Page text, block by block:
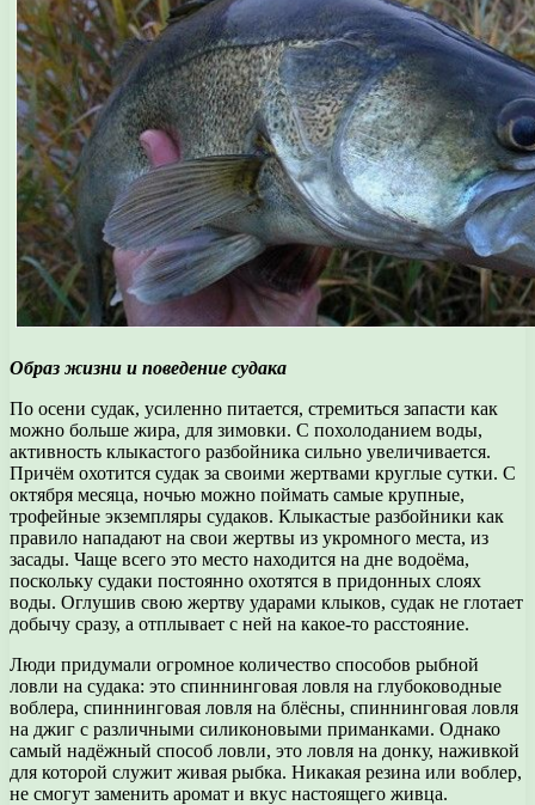
Образ жизни и поведение судака
По осени судак, усиленно питается, стремиться запасти как
можно больше жира, для зимовки. С похолоданием воды,
активность клыкастого разбойника сильно увеличивается.
Причём охотится судак за своими жертвами круглые сутки. С
октября месяца, ночью можно поймать самые крупные,
трофейные экземпляры судаков. Клыкастые разбойники как
правило нападают на свои жертвы из укромного места, из
засады. Чаще всего это место находится на дне водоёма,
поскольку судаки постоянно охотятся в придонных слоях
воды. Оглушив свою жертву ударами клыков, судак не глотает
добычу сразу, а отплывает с ней на какое-то расстояние.
Люди придумали огромное количество способов рыбной
ловли на судака: это спиннинговая ловля на глубоководные
воблера, спиннинговая ловля на блёсны, спиннинговая ловля
на джиг с различными силиконовыми приманками. Однако
самый надёжный способ ловли, это ловля на донку, наживкой
для которой служит живая рыбка. Никакая резина или воблер,
не смогут заменить аромат и вкус настоящего живца.